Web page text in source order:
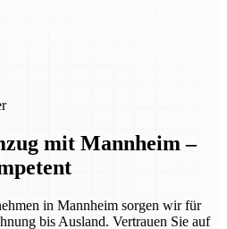
mit Mannheim –
in Mannheim sorgen wir für
bis Ausland. Vertrauen Sie auf